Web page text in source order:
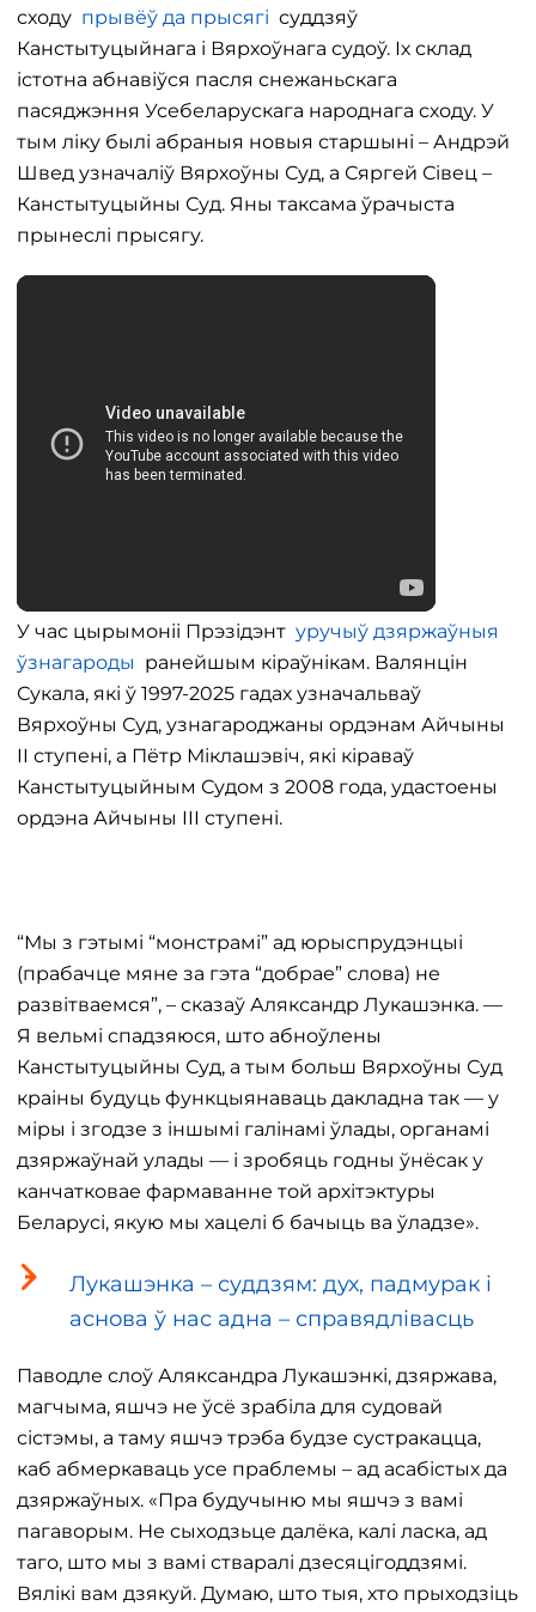
сходу прывёў да прысягі суддзяў
Канстытуцыйнага і Вярхоўнага судоў. Іх склад
істотна абнавіўся пасля снежаньскага
пасяджэння Усебеларускага народнага сходу. У
тым ліку былі абраныя новыя старшыні – Андрэй
Швед узначаліў Вярхоўны Суд, а Сяргей Сівец –
Канстытуцыйны Суд. Яны таксама ўрачыста
прынеслі прысягу.
У час цырымоніі Прэзідэнт уручыў дзяржаўныя
ўзнагароды ранейшым кіраўнікам. Валянцін
Сукала, які ў 1997-2025 гадах узначальваў
Вярхоўны Суд, узнагароджаны ордэнам Айчыны
II ступені, а Пётр Міклашэвіч, які кіраваў
Канстытуцыйным Судом з 2008 года, удастоены
ордэна Айчыны III ступені.
“Мы з гэтымі “монстрамі” ад юрыспрудэнцыі
(прабачце мяне за гэта “добрае” слова) не
развітваемся”, – сказаў Аляксандр Лукашэнка. —
Я вельмі спадзяюся, што абноўлены
Канстытуцыйны Суд, а тым больш Вярхоўны Суд
краіны будуць функцыянаваць дакладна так — у
міры і згодзе з іншымі галінамі ўлады, органамі
дзяржаўнай улады — і зробяць годны ўнёсак у
канчатковае фармаванне той архітэктуры
Беларусі, якую мы хацелі б бачыць ва ўладзе».
Лукашэнка – суддзям: дух, падмурак і
аснова ў нас адна – справядлівасць
Паводле слоў Аляксандра Лукашэнкі, дзяржава,
магчыма, яшчэ не ўсё зрабіла для судовай
сістэмы, а таму яшчэ трэба будзе сустракацца,
каб абмеркаваць усе праблемы – ад асабістых да
дзяржаўных. «Пра будучыню мы яшчэ з вамі
пагаворым. Не сыходзьце далёка, калі ласка, ад
таго, што мы з вамі стваралі дзесяцігоддзямі.
Вялікі вам дзякуй. Думаю, што тыя, хто прыходзіць